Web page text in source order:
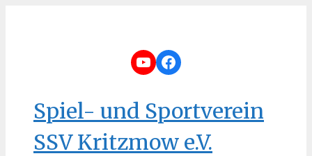
YouTube
Facebook
Spiel- und Sportverein
SSV Kritzmow e.V.